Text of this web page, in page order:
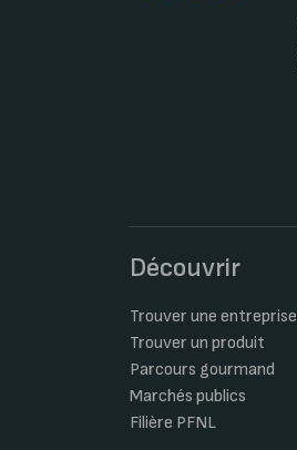
Découvrir
Trouver une entreprise
Trouver un produit
Parcours gourmand
Marchés publics
Filière PFNL